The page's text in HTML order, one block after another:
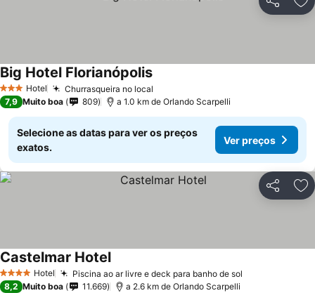
Partilhar
3 EstrelasHotel Churrasqueira no local
Big Hotel FlorianópolisVer preços
7,9 Muito boa 809 a 1.0 km de Orlando Scarpelli
Selecione as datas para ver os preços
exatos.
Ver preços
Partilhar
4 EstrelasHotel Piscina ao ar livre e deck para banho de sol
Castelmar HotelVer preços
8,2 Muito boa 11.669 a 2.6 km de Orlando Scarpelli